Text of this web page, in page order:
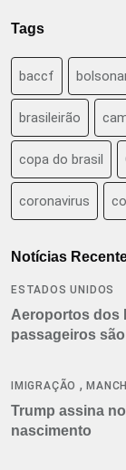
Tags
baccf
brasileirão
copa do brasil
coronavirus
Notícias
ESTADOS UNIDOS
Aeroportos dos
passageiros
IMIGRAÇÃO ,
Trump assina
nascimento